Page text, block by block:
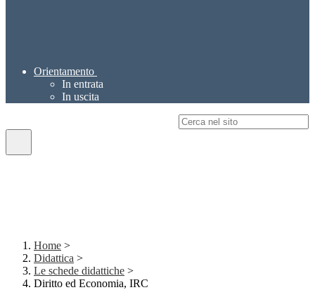
Orientamento
In entrata
In uscita
Home >
Didattica >
Le schede didattiche >
Diritto ed Economia, IRC